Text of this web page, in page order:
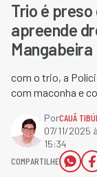
Trio é
apreende
Mangabeira
com o trio, a
com maconha e
PorCAUÃ
07/11/2025
15:34
COMPARTILHE